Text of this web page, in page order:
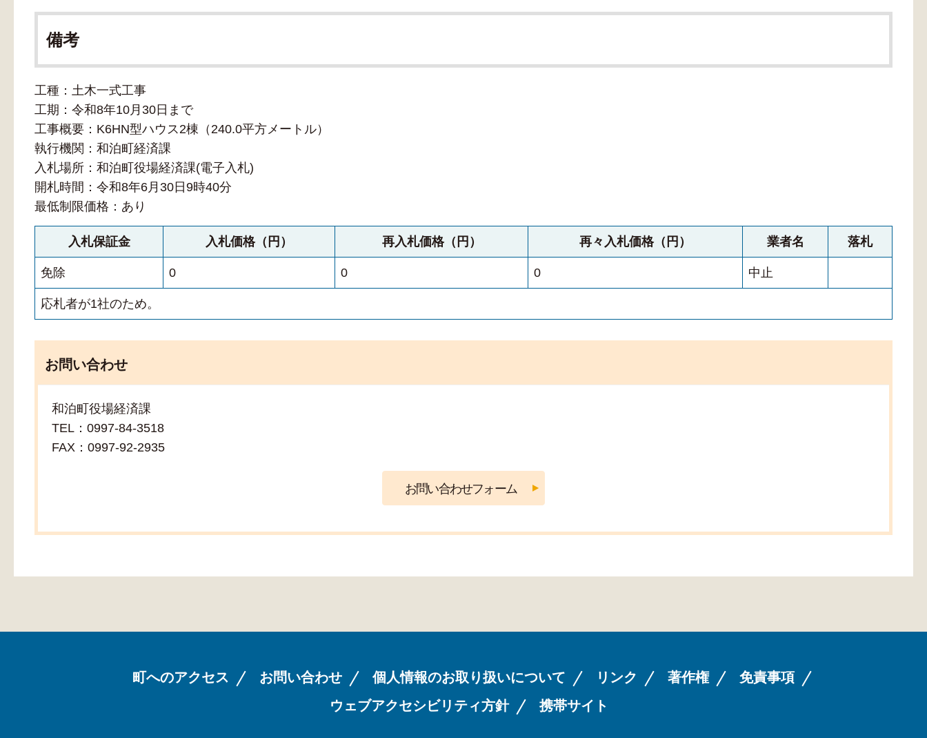
備考
工種：土木一式工事
工期：令和8年10月30日まで
工事概要：K6HN型ハウス2棟（240.0平方メートル）
執行機関：和泊町経済課
入札場所：和泊町役場経済課(電子入札)
開札時間：令和8年6月30日9時40分
最低制限価格：あり
入札保証金 入札価格（円） 再入札価格（円） 再々入札価格（円） 業者名 落札
免除 0 0 0 中止
応札者が1社のため。
お問い合わせ
和泊町役場経済課
TEL：0997-84-3518
FAX：0997-92-2935
町へのアクセス お問い合わせ 個人情報のお取り扱いについて リンク 著作権
免責事項
ウェブアクセシビリティ方針
携帯サイト